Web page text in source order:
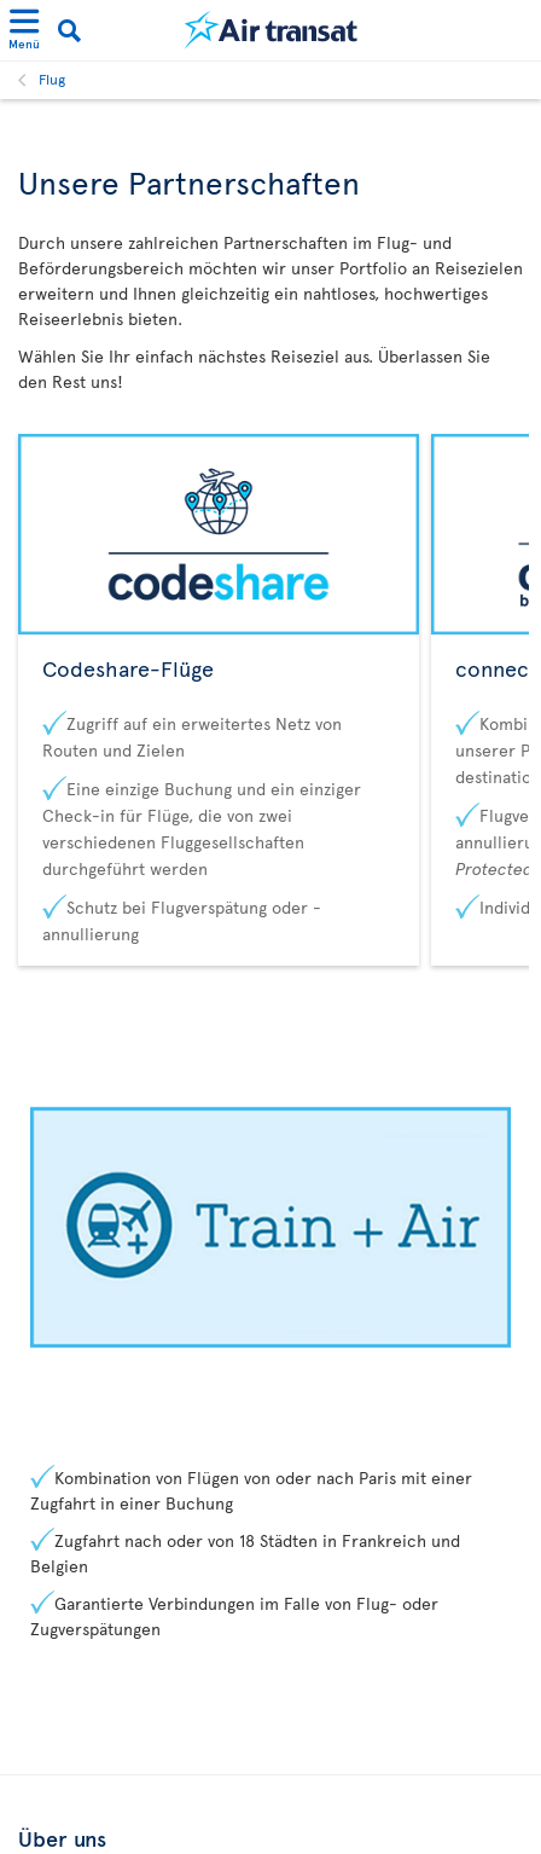
Menü
Flug
Unsere Partnerschaften
Durch unsere zahlreichen Partnerschaften im Flug- und
Beförderungsbereich möchten wir unser Portfolio an Reisezielen
erweitern und Ihnen gleichzeitig ein nahtloses, hochwertiges
Reiseerlebnis bieten.
Wählen Sie Ihr einfach nächstes Reiseziel aus. Überlassen Sie
den Rest uns!
Codeshare-Flüge
Zugriff auf ein erweitertes Netz von
Routen und Zielen
Eine einzige Buchung und ein einziger
Check-in für Flüge, die von zwei
verschiedenen Fluggesellschaften
durchgeführt werden
Schutz bei Flugverspätung oder -
annullierung
unserer
Protected
Kombination von Flügen von oder nach Paris mit einer
Zugfahrt in einer Buchung
Zugfahrt nach oder von 18 Städten in Frankreich und
Belgien
Garantierte Verbindungen im Falle von Flug- oder
Zugverspätungen
Über uns